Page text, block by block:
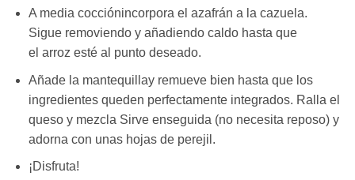
A media cocciónincorpora el azafrán a la cazuela.
Sigue removiendo y añadiendo caldo hasta que
el arroz esté al punto deseado.
Añade la mantequillay remueve bien hasta que los
ingredientes queden perfectamente integrados. Ralla el
queso y mezcla Sirve enseguida (no necesita reposo) y
adorna con unas hojas de perejil.
¡Disfruta!